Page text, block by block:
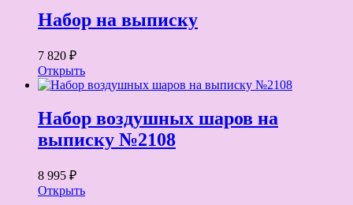
Набор на выписку
7 820 ₽
Открыть
Набор воздушных шаров на
выписку №2108
8 995 ₽
Открыть